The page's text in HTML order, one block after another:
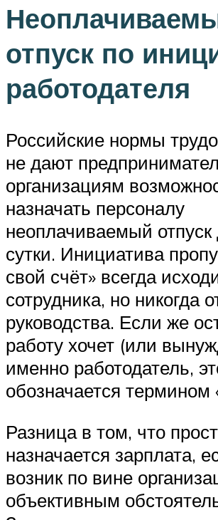
отпуск по
работодателя
Российские нормы
не дают
организациям
назначать персоналу
неоплачиваемый
сутки. Инициатива
свой счёт» всегда
сотрудника, но никогда
руководства. Если же
работу хочет (или
именно работодатель,
обозначается термином
Разница в том, что
назначается зарплата,
возник по вине
объективным